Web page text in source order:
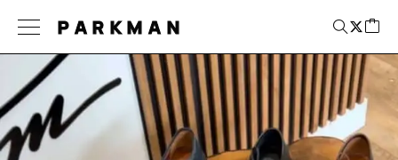
PARKMAN